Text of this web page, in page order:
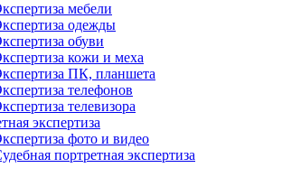
мебели
одежды
обуви
кожи и меха
ПК, планшета
телефонов
телевизора
экспертиза
фото и видео
портретная экспертиза